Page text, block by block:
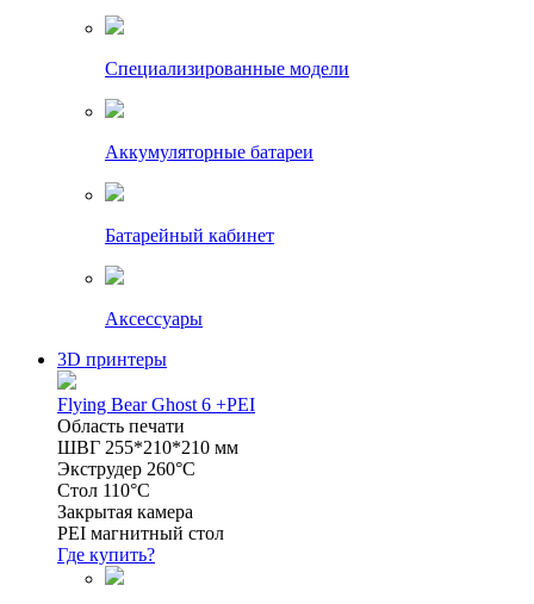
Специализированные модели
Аккумуляторные батареи
Батарейный кабинет
Аксессуары
3D принтеры
Flying Bear Ghost 6 +PEI
Область печати
ШВГ 255*210*210 мм
Экструдер 260°C
Стол 110°C
Закрытая камера
PEI магнитный стол
Где купить?